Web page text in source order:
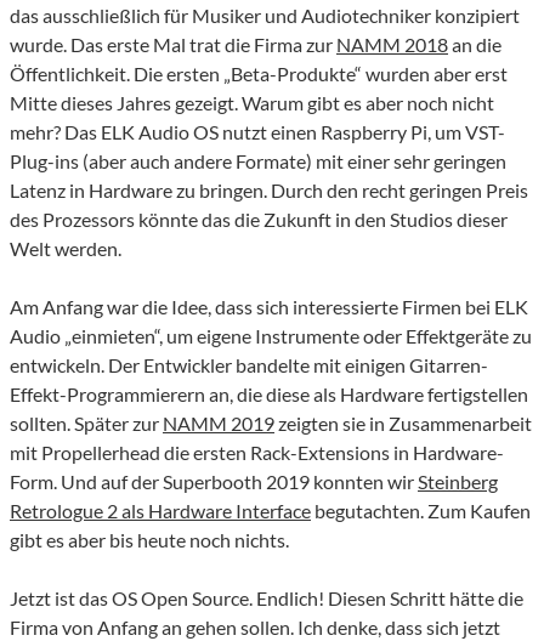
das ausschließlich für Musiker und Audiotechniker konzipiert
wurde. Das erste Mal trat die Firma zur NAMM 2018an die
Öffentlichkeit. Die ersten „Beta-Produkte“ wurden aber erst
Mitte dieses Jahres gezeigt. Warum gibt es aber noch nicht
mehr? Das ELK Audio OS nutzt einen Raspberry Pi, um VST-
Plug-ins (aber auch andere Formate) mit einer sehr geringen
Latenz in Hardware zu bringen. Durch den recht geringen Preis
des Prozessors könnte das die Zukunft in den Studios dieser
Welt werden.
Am Anfang war die Idee, dass sich interessierte Firmen bei ELK
Audio „einmieten“, um eigene Instrumente oder Effektgeräte zu
entwickeln. Der Entwickler bandelte mit einigen Gitarren-
Effekt-Programmierern an, die diese als Hardware fertigstellen
sollten. Später zur NAMM 2019zeigten sie in Zusammenarbeit
mit Propellerhead die ersten Rack-Extensions in Hardware-
Form. Und auf der Superbooth 2019 konnten wirSteinberg
Retrologue 2 als Hardware Interface begutachten. Zum Kaufen
gibt es aber bis heute noch nichts.
Jetzt ist das OS Open Source. Endlich! Diesen Schritt hätte die
Firma von Anfang an gehen sollen. Ich denke, dass sich jetzt